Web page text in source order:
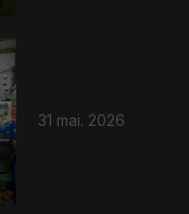
31 mai. 2026